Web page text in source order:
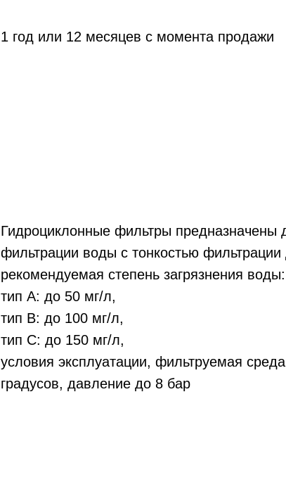
1 год или 12 месяцев с момента продажи
Гидроциклонные фильтры предназначены
фильтрации воды с тонкостью
рекомендуемая степень загрязнения воды:
тип А: до 50 мг/л,
тип В: до 100 мг/л,
тип С: до 150 мг/л,
условия эксплуатации, фильтруемая
градусов, давление до 8 бар